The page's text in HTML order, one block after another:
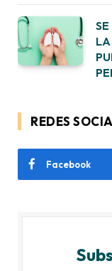
REDES
Facebook